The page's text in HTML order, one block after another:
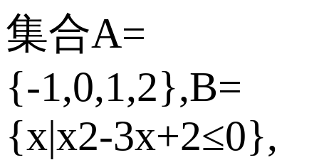
集合A=
{-1,0,1,2},B=
{x|x2-3x+2≤0},